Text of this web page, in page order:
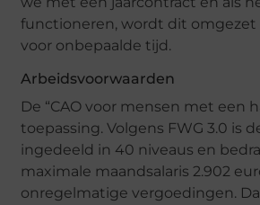
functioneren, wordt dit omgezet
voor onbepaalde tijd.
Arbeidsvoorwaarden
De “CAO voor mensen met een
toepassing. Volgens FWG 3.0 is
ingedeeld in 40 niveaus en
maximale maandsalaris 2.902
onregelmatige vergoedingen.